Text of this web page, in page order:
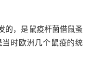
的，是鼠疫杆菌借鼠蚤
时欧洲几个鼠疫的统